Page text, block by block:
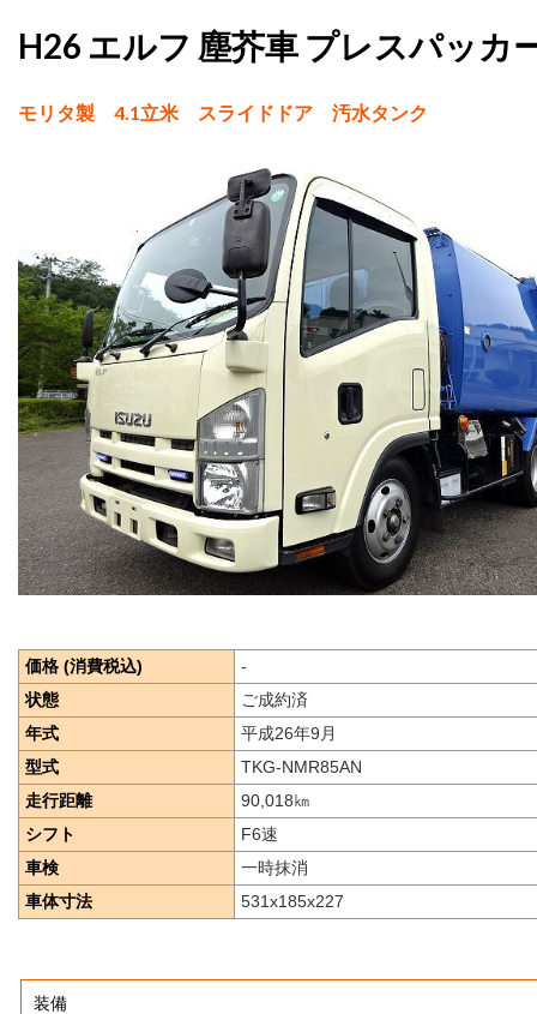
H26 エルフ 塵芥車 プレスパッカ
モリタ製 4.1立米 スライドドア 汚水タンク
価格 (消費税込)
-
状態
ご成約済
年式
平成26年9月
型式
TKG-NMR85AN
走行距離
90,018㎞
シフト
F6速
車検
一時抹消
車体寸法
531x185x227
装備